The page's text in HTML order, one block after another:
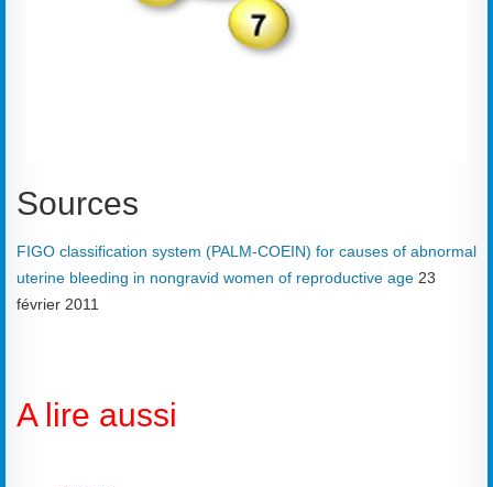
Sources
FIGO classification system (PALM-COEIN) for causes of abnormal
uterine bleeding in nongravid women of reproductive age 23
février 2011
A lire aussi